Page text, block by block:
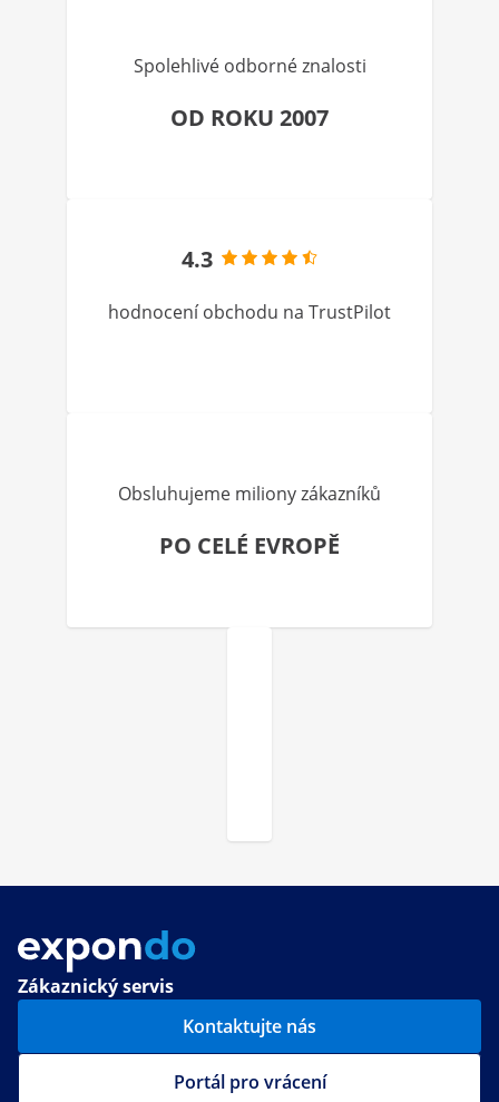
Spolehlivé odborné znalosti
OD ROKU 2007
4.3
hodnocení obchodu na TrustPilot
Obsluhujeme miliony zákazníků
PO CELÉ EVROPĚ
Zákaznický servis
Kontaktujte nás
Portál pro vrácení